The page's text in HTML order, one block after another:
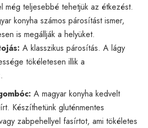
még teljesebbé tehetjük az étkezést.
konyha számos párosítást ismer,
is megállják a helyüket.
A klasszikus párosítás. A lágy
tökéletesen illik a
A magyar konyha kedvelt
Készíthetünk gluténmentes
zabpehellyel fasírtot, ami tökéletes